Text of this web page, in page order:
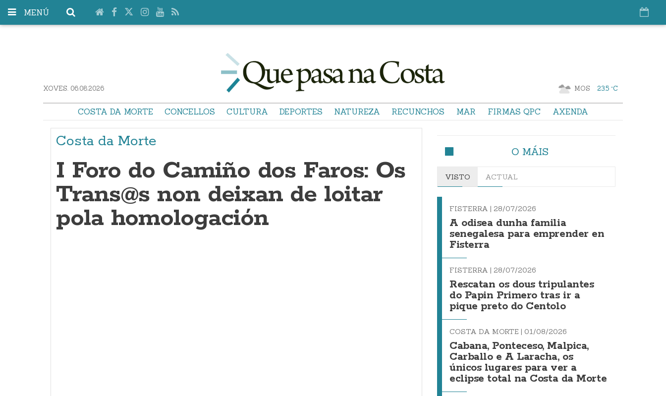
MENÚ
XOVES. 06.08.2026 MOS 23.5 °C
COSTA DA MORTE CONCELLOS CULTURA DEPORTES NATUREZA RECUNCHOS MAR FIRMAS QPC AXENDA
Costa da Morte
I Foro do Camiño dos Faros: Os
Trans@s non deixan de loitar
pola homologación
O MÁIS
VISTO ACTUAL
FISTERRA | 28/07/2026
A odisea dunha familia
senegalesa para emprender en
Fisterra
FISTERRA | 28/07/2026
Rescatan os dous tripulantes
do Papin Primero tras ir a
pique preto do Centolo
COSTA DA MORTE | 01/08/2026
Cabana, Ponteceso, Malpica,
Carballo e A Laracha, os
únicos lugares para ver a
eclipse total na Costa da Morte